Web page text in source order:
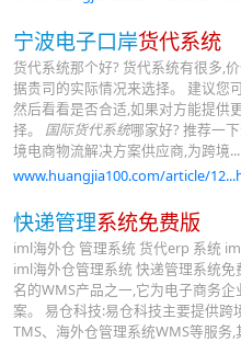
宁波电子口岸货代系统
货代系统那个好? 货代系统有很多,
据贵司的实际情况来选择。 建议您
然后看看是否合适,如果对方能提供
择。 国际货代系统哪家好? 推荐一
境电商物流解决方案供应商,为跨境...
www.huangjia100.com/article/
快递管理系统免费版
iml海外仓 管理系统 货代erp 系统
iml海外仓管理系统 快递管理系统
名的WMS产品之一,它为电子商务
案。 易仓科技:易仓科技主要提供跨
TMS、海外仓管理系统WMS等服务,